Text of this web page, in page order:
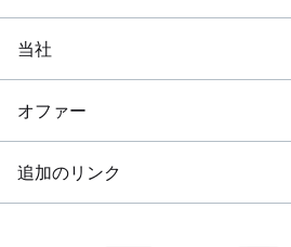
当社
オファー
追加のリンク